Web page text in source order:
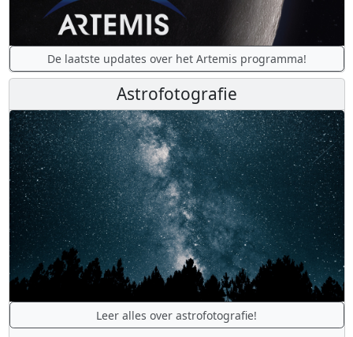
De laatste updates over het Artemis programma!
Astrofotografie
Leer alles over astrofotografie!